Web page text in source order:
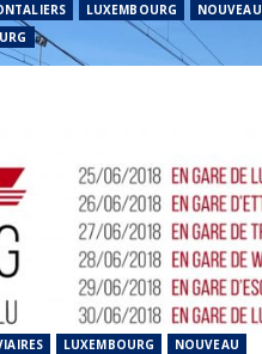
LUXEMBOURG
NOUVEAU
LUXEMBOURG
NOUVEAU